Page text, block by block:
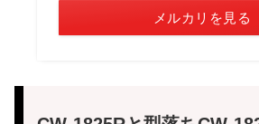
メルカリを見る